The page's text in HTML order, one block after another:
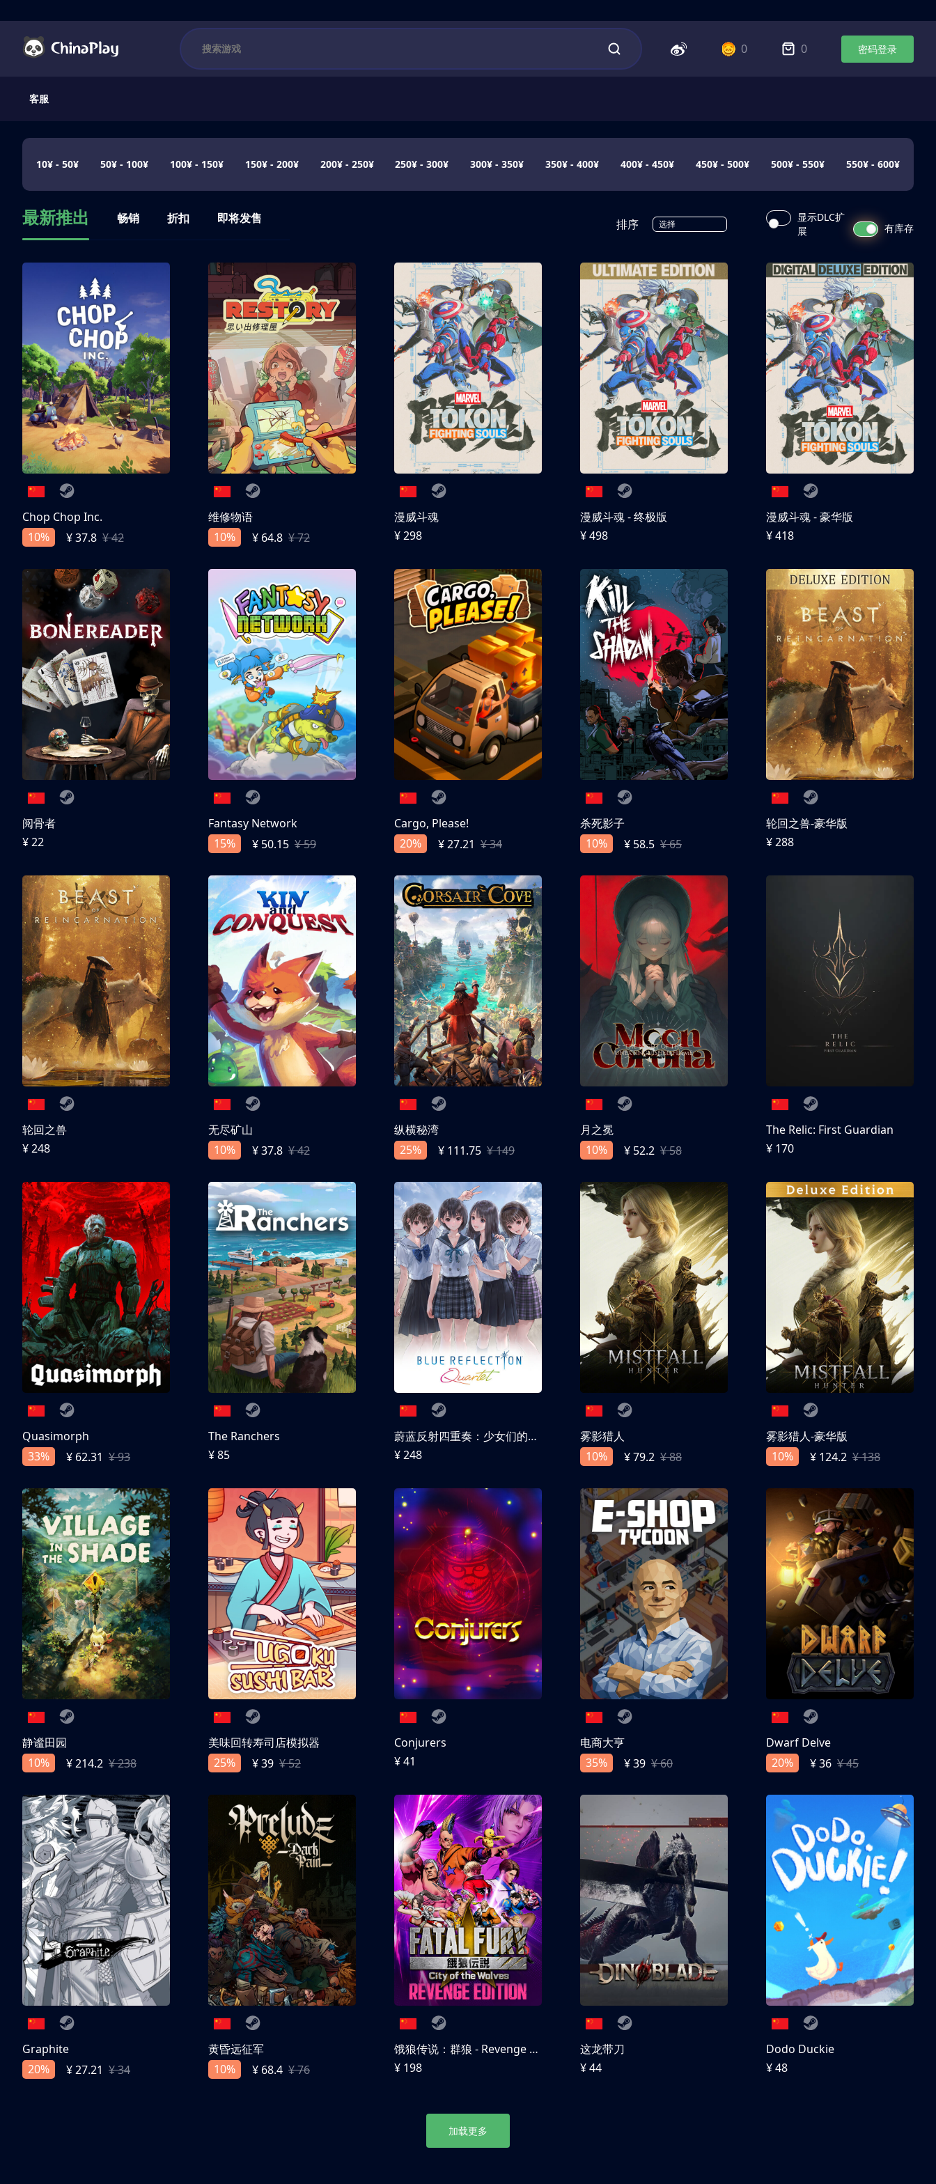
0 0 密码登录
客服
10¥ - 50¥ 50¥ - 100¥ 100¥ - 150¥ 150¥ - 200¥ 200¥ - 250¥ 250¥ - 300¥ 300¥ - 350¥ 350¥ - 400¥ 400¥ - 450¥ 450¥ - 500¥ 500¥ - 550¥ 550¥ - 600¥
最新推出 畅销 折扣 即将发售 排序 选择
显示DLC扩
展
有库存
Chop Chop Inc.
10%
¥ 37.8 ¥ 42
维修物语
10%
¥ 64.8 ¥ 72
漫威斗魂
¥ 298
漫威斗魂 - 终极版
¥ 498
漫威斗魂 - 豪华版
¥ 418
阅骨者
¥ 22
Fantasy Network
15%
¥ 50.15 ¥ 59
Cargo, Please!
20%
¥ 27.21 ¥ 34
杀死影子
10%
¥ 58.5 ¥ 65
轮回之兽-豪华版
¥ 288
轮回之兽
¥ 248
无尽矿山
10%
¥ 37.8 ¥ 42
纵横秘湾
25%
¥ 111.75 ¥ 149
月之冕
10%
¥ 52.2 ¥ 58
The Relic: First Guardian
¥ 170
Quasimorph
33%
¥ 62.31 ¥ 93
The Ranchers
¥ 85
蔚蓝反射四重奏：少女们的奇迹
¥ 248
雾影猎人
10%
¥ 79.2 ¥ 88
雾影猎人-豪华版
10%
¥ 124.2 ¥ 138
静谧田园
10%
¥ 214.2 ¥ 238
美味回转寿司店模拟器
25%
¥ 39 ¥ 52
Conjurers
¥ 41
电商大亨
35%
¥ 39 ¥ 60
Dwarf Delve
20%
¥ 36 ¥ 45
Graphite
20%
¥ 27.21 ¥ 34
黄昏远征军
10%
¥ 68.4 ¥ 76
饿狼传说：群狼 - Revenge Edition
¥ 198
这龙带刀
¥ 44
Dodo Duckie
¥ 48
加载更多